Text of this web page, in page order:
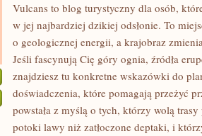
PARKI
NARODOWE
Vulcans to blog turystyczny dla osób,
w jej najbardziej dzikiej odsłonie. To
o geologicznej energii, a krajobraz
Jeśli fascynują Cię góry ognia, źródła
znajdziesz tu konkretne wskazówki do
doświadczenia, które pomagają przeżyć
powstała z myślą o tych, którzy wolą trasy
potoki lawy niż zatłoczone deptaki, i